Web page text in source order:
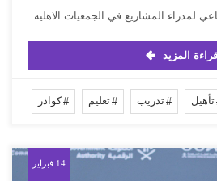
لمدراء المشاريع في الجمعيات الاهليه
قراءة المزيد
تأهيل تدريب تعليم كوادر
14 فبراير